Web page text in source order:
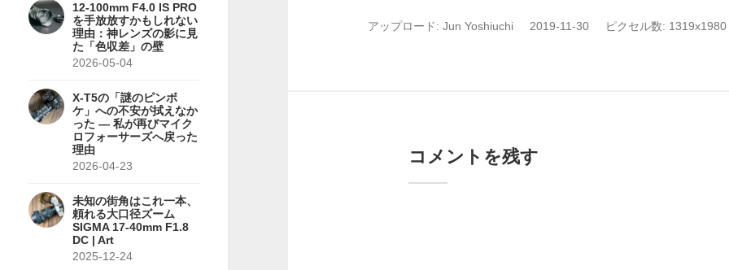
12-100mm F4.0 IS PRO
を手放放すかもしれない
理由：神レンズの影に見
た「色収差」の壁
2026-05-04
X-T5の「謎のピンボ
ケ」への不安が拭えなか
った — 私が再びマイク
ロフォーサーズへ戻った
理由
2026-04-23
未知の街角はこれ一本、
頼れる大口径ズーム
SIGMA 17-40mm F1.8
DC | Art
2025-12-24
アップロード: Jun Yoshiuchi 2019-11-30 ピクセル数: 1319x1980
コメントを残す